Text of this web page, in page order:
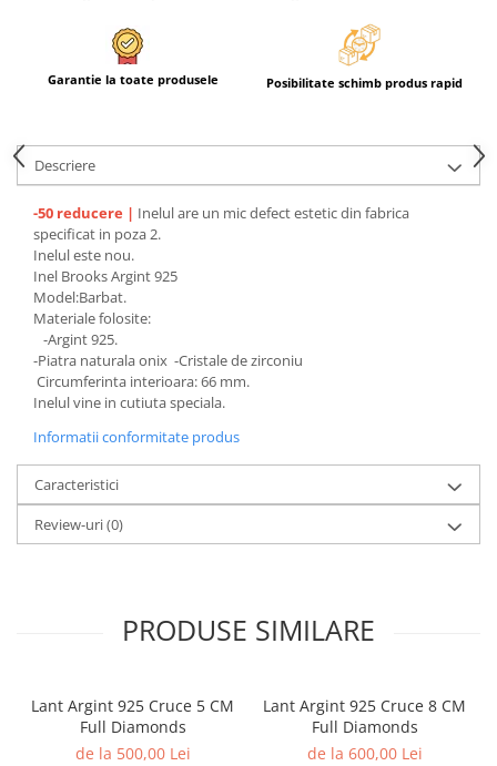
Garantie la toate produsele Posibilitate schimb produs rapid
Descriere
-50 reducere | Inelul are un mic defect estetic din fabrica
specificat in poza 2.
Inelul este nou.
Inel Brooks Argint 925
Model:Barbat.
Materiale folosite:
-Argint 925.
-Piatra naturala onix -Cristale de zirconiu
Circumferinta interioara: 66 mm.
Inelul vine in cutiuta speciala.
Informatii conformitate produs
Caracteristici
Review-uri(0)
PRODUSE SIMILARE
Lant Argint 925 Cruce 5 CM
Full Diamonds
de la 500,00 Lei
Lant Argint 925 Cruce 8 CM
Full Diamonds
de la 600,00 Lei